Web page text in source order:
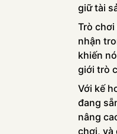
giữ tài
Trò
nhận
khiến
giới trò
Với kế
đang
nâng
chơi, và